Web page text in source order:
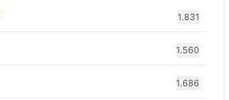
1.831
1.560
1.686